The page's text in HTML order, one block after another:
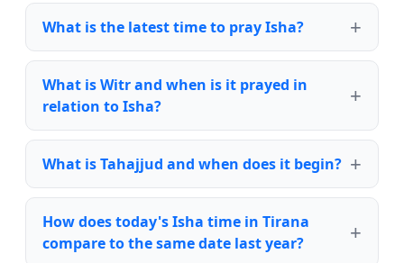
What is the latest time to pray Isha?
What is Witr and when is it prayed in
relation to Isha?
What is Tahajjud and when does it begin?
How does today's Isha time in Tirana
compare to the same date last year?